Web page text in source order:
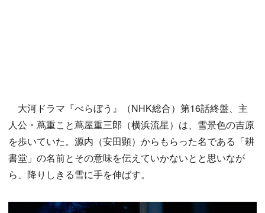
大河ドラマ『べらぼう』（NHK総合）第16話終盤、主
人公・蔦重こと蔦屋重三郎（横浜流星）は、雪景色の吉原
を歩いていた。源内（安田顕）からもらった名である「耕
書堂」の名前とその意味を伝えていかないとと思いなが
ら、降りしきる雪に手を伸ばす。